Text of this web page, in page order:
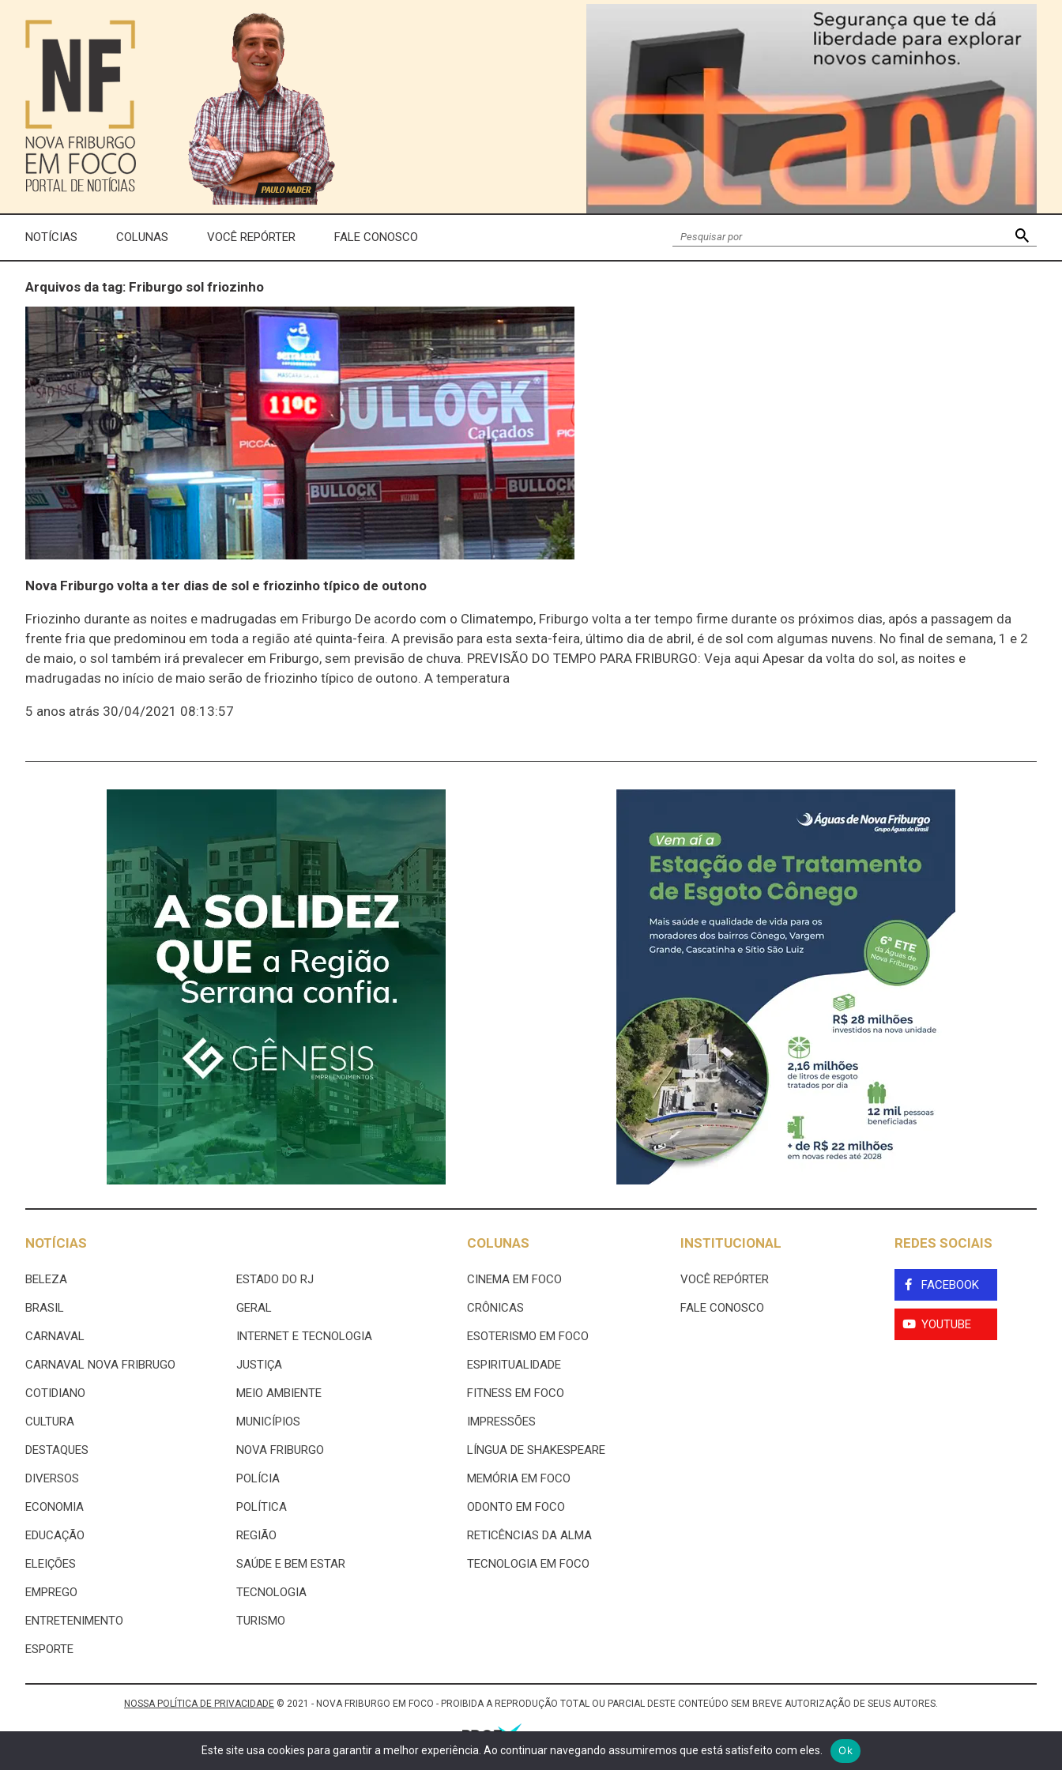
NOTÍCIAS COLUNAS VOCÊ REPÓRTER FALE CONOSCO
Arquivos da tag: Friburgo sol friozinho
Nova Friburgo volta a ter dias de sol e friozinho típico de outono
Friozinho durante as noites e madrugadas em Friburgo De acordo com o Climatempo, Friburgo volta a ter tempo firme durante os próximos dias, após a passagem da
frente fria que predominou em toda a região até quinta-feira. A previsão para esta sexta-feira, último dia de abril, é de sol com algumas nuvens. No final de semana, 1 e 2
de maio, o sol também irá prevalecer em Friburgo, sem previsão de chuva. PREVISÃO DO TEMPO PARA FRIBURGO: Veja aqui Apesar da volta do sol, as noites e
madrugadas no início de maio serão de friozinho típico de outono. A temperatura
5 anos atrás 30/04/2021 08:13:57
NOTÍCIAS
BELEZA
BRASIL
CARNAVAL
CARNAVAL NOVA FRIBRUGO
COTIDIANO
CULTURA
DESTAQUES
DIVERSOS
ECONOMIA
EDUCAÇÃO
ELEIÇÕES
EMPREGO
ENTRETENIMENTO
ESPORTE
ESTADO DO RJ
GERAL
INTERNET E TECNOLOGIA
JUSTIÇA
MEIO AMBIENTE
MUNICÍPIOS
NOVA FRIBURGO
POLÍCIA
POLÍTICA
REGIÃO
SAÚDE E BEM ESTAR
TECNOLOGIA
TURISMO
COLUNAS
CINEMA EM FOCO
CRÔNICAS
ESOTERISMO EM FOCO
ESPIRITUALIDADE
FITNESS EM FOCO
IMPRESSÕES
LÍNGUA DE SHAKESPEARE
MEMÓRIA EM FOCO
ODONTO EM FOCO
RETICÊNCIAS DA ALMA
TECNOLOGIA EM FOCO
INSTITUCIONAL
VOCÊ REPÓRTER
FALE CONOSCO
REDES SOCIAIS
FACEBOOK
YOUTUBE
NOSSA POLÍTICA DE PRIVACIDADE © 2021 - NOVA FRIBURGO EM FOCO - PROIBIDA A REPRODUÇÃO TOTAL OU PARCIAL DESTE CONTEÚDO SEM BREVE AUTORIZAÇÃO DE SEUS AUTORES.
Este site usa cookies para garantir a melhor experiência. Ao continuar navegando assumiremos que está satisfeito com eles. Ok